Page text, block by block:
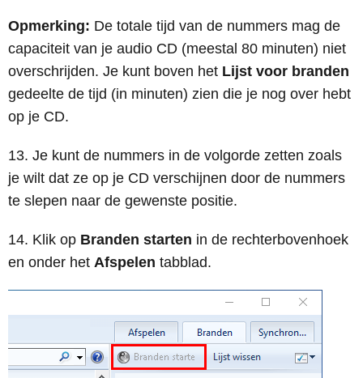
Opmerking: De totale tijd van de nummers mag de
capaciteit van je audio CD (meestal 80 minuten) niet
overschrijden. Je kunt boven het Lijst voor branden
gedeelte de tijd (in minuten) zien die je nog over hebt
op je CD.
Je kunt de nummers in de volgorde zetten zoals
je wilt dat ze op je CD verschijnen door de nummers
te slepen naar de gewenste positie.
Klik op Branden starten in de rechterbovenhoek
en onder het Afspelen tabblad.